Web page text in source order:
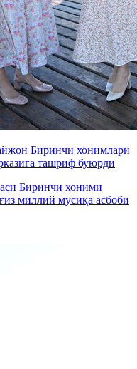
Биринчи хонимлари
ташриф буюрди
Биринчи хоними
миллий мусиқа асбоби